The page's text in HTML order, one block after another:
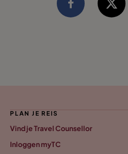
PLAN JE REIS
Vind je Travel Counsellor
Inloggen myTC